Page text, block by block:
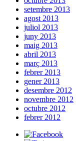
setembre 2013
agost 2013
juliol 2013
juny 2013
maig 2013
abril 2013
març 2013
febrer 2013
gener 2013
desembre 2012
novembre 2012
octubre 2012
febrer 2012